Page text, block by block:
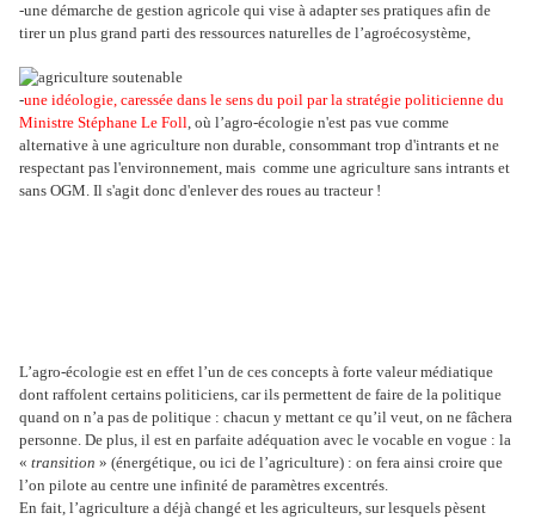
-une démarche de gestion agricole qui vise à adapter ses pratiques afin de
tirer un plus grand parti des ressources naturelles de l’agroécosystème,
-une idéologie, caressée dans le sens du poil par la stratégie politicienne du
Ministre Stéphane Le Foll, où l’agro-écologie n'est pas vue comme
alternative à une agriculture non durable, consommant trop d'intrants et ne
respectant pas l'environnement, mais comme une agriculture sans intrants et
sans OGM. Il s'agit donc d'enlever des roues au tracteur !
L’agro-écologie est en effet l’un de ces concepts à forte valeur médiatique
dont raffolent certains politiciens, car ils permettent de faire de la politique
quand on n’a pas de politique : chacun y mettant ce qu’il veut, on ne fâchera
personne. De plus, il est en parfaite adéquation avec le vocable en vogue : la
« transition » (énergétique, ou ici de l’agriculture) : on fera ainsi croire que
l’on pilote au centre une infinité de paramètres excentrés.
En fait, l’agriculture a déjà changé et les agriculteurs, sur lesquels pèsent